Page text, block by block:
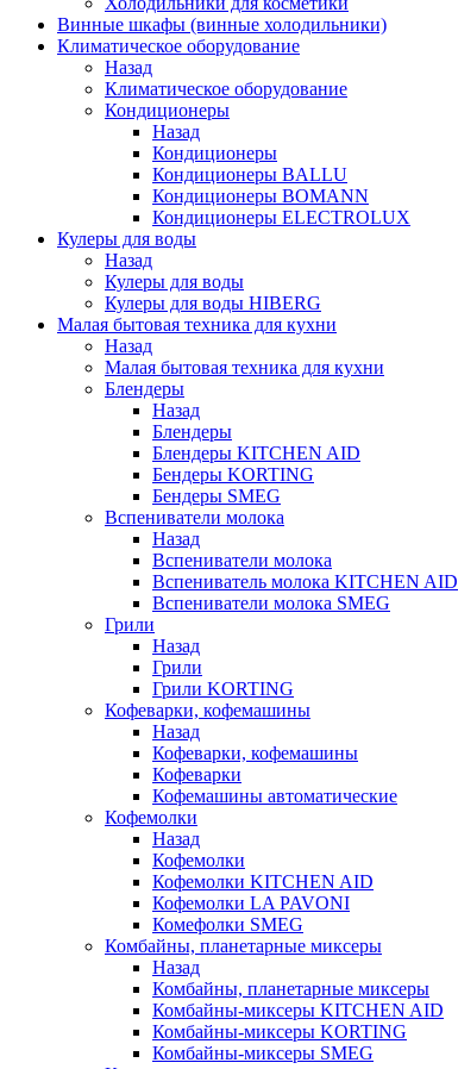
Винные шкафы (винные холодильники)
Климатическое оборудование
Назад
Климатическое оборудование
Кондиционеры
Назад
Кондиционеры
Кондиционеры BALLU
Кондиционеры BOMANN
Кондиционеры ELECTROLUX
Кулеры для воды
Назад
Кулеры для воды
Кулеры для воды HIBERG
Малая бытовая техника для кухни
Назад
Малая бытовая техника для кухни
Блендеры
Назад
Блендеры
Блендеры KITCHEN AID
Бендеры KORTING
Бендеры SMEG
Вспениватели молока
Назад
Вспениватели молока
Вспениватель молока KITCHEN AID
Вспениватели молока SMEG
Грили
Назад
Грили
Грили KORTING
Кофеварки, кофемашины
Назад
Кофеварки, кофемашины
Кофеварки
Кофемашины автоматические
Кофемолки
Назад
Кофемолки
Кофемолки KITCHEN AID
Кофемолки LA PAVONI
Комефолки SMEG
Комбайны, планетарные миксеры
Назад
Комбайны, планетарные миксеры
Комбайны-миксеры KITCHEN AID
Комбайны-миксеры KORTING
Комбайны-миксеры SMEG